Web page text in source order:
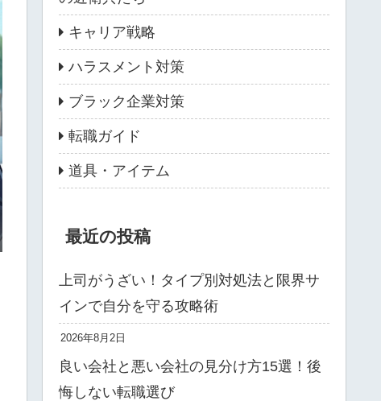
キャリア戦略
ハラスメント対策
ブラック企業対策
転職ガイド
道具・アイテム
最近の投稿
上司がうざい！タイプ別対処法と限界サ
インで自分を守る攻略術
2026年8月2日
良い会社と悪い会社の見分け方15選！後
悔しない転職選び